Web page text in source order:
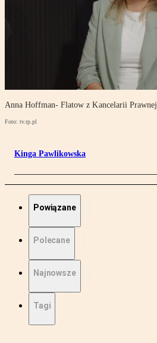
Anna Hoffman- Flatow z Kancelarii Prawnej
Foto: tv.rp.pl
Kinga Pawlikowska
Powiązane
Polecane
Najnowsze
Tagi